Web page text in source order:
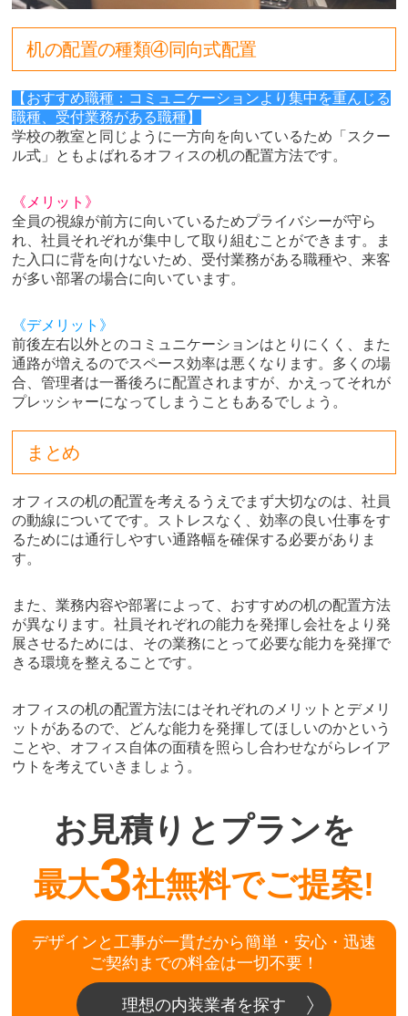
机の配置の種類④同向式配置
【おすすめ職種：コミュニケーションより集中を重んじる
職種、受付業務がある職種】
学校の教室と同じように一方向を向いているため「スクー
ル式」ともよばれるオフィスの机の配置方法です。
《メリット》
全員の視線が前方に向いているためプライバシーが守ら
れ、社員それぞれが集中して取り組むことができます。ま
た入口に背を向けないため、受付業務がある職種や、来客
が多い部署の場合に向いています。
《デメリット》
前後左右以外とのコミュニケーションはとりにくく、また
通路が増えるのでスペース効率は悪くなります。多くの場
合、管理者は一番後ろに配置されますが、かえってそれが
プレッシャーになってしまうこともあるでしょう。
まとめ
オフィスの机の配置を考えるうえでまず大切なのは、社員
の動線についてです。ストレスなく、効率の良い仕事をす
るためには通行しやすい通路幅を確保する必要がありま
す。
また、業務内容や部署によって、おすすめの机の配置方法
が異なります。社員それぞれの能力を発揮し会社をより発
展させるためには、その業務にとって必要な能力を発揮で
きる環境を整えることです。
オフィスの机の配置方法にはそれぞれのメリットとデメリ
ットがあるので、どんな能力を発揮してほしいのかという
ことや、オフィス自体の面積を照らし合わせながらレイア
ウトを考えていきましょう。
お見積りとプランを
最大3社無料でご提案!
デザインと工事が一貫だから簡単・安心・迅速
ご契約までの料金は一切不要！
理想の内装業者を探す